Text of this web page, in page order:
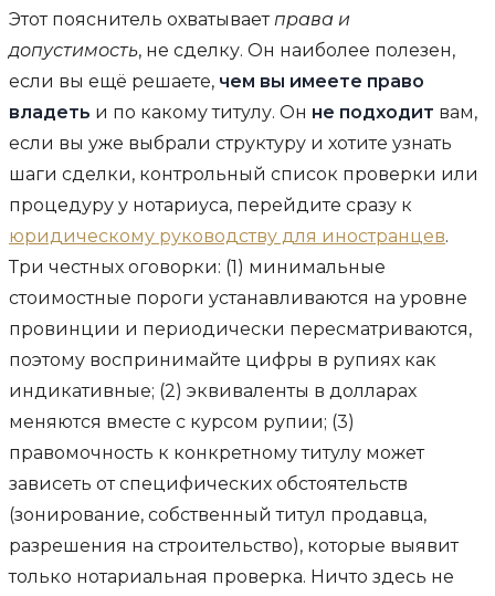
Этот пояснитель охватываетправа и
допустимость, не сделку. Он наиболее полезен,
если вы ещё решаете, чем вы имеете право
владеть и по какому титулу. Он не подходит вам,
если вы уже выбрали структуру и хотите узнать
шаги сделки, контрольный список проверки или
процедуру у нотариуса, перейдите сразу к
юридическому руководству для иностранцев.
Три честных оговорки: (1) минимальные
стоимостные пороги устанавливаются на уровне
провинции и периодически пересматриваются,
поэтому воспринимайте цифры в рупиях как
индикативные; (2) эквиваленты в долларах
меняются вместе с курсом рупии; (3)
правомочность к конкретному титулу может
зависеть от специфических обстоятельств
(зонирование, собственный титул продавца,
разрешения на строительство), которые выявит
только нотариальная проверка. Ничто здесь не